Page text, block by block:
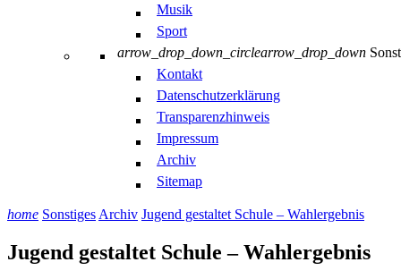
Musik
Sport
arrow_drop_down_circlearrow_drop_down
Kontakt
Datenschutzerklärung
Transparenzhinweis
Impressum
Archiv
Sitemap
home Sonstiges Archiv Jugend gestaltet Schule – Wahlergebnis
Jugend gestaltet Schule – Wahlergebnis